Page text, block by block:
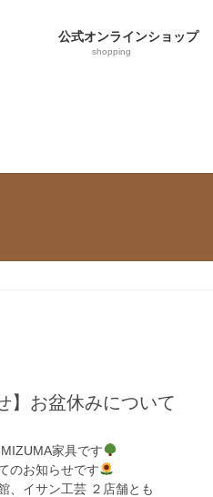
公式オンラインショップ
shopping
】お盆休みについて
家具です
のお知らせです
、イサン工芸 ２店舗とも